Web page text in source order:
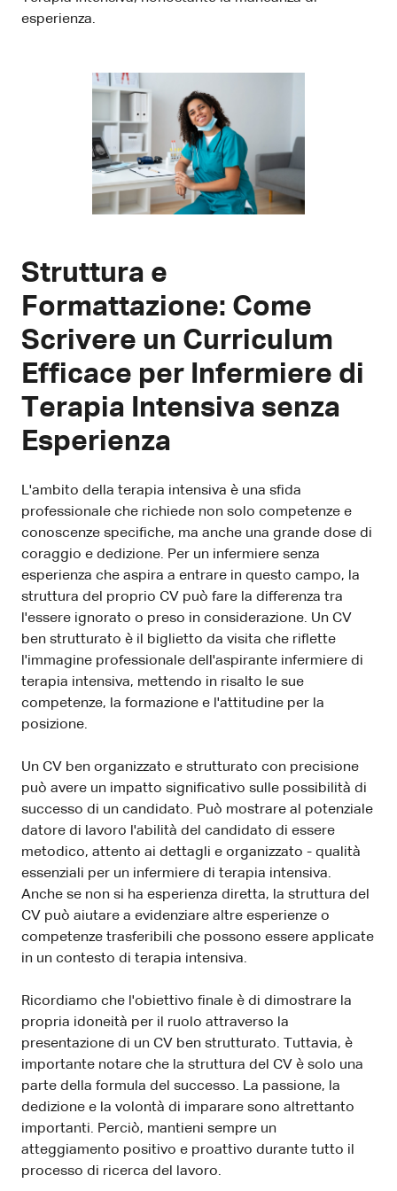
esperienza.
Struttura e
Formattazione: Come
Scrivere un Curriculum
Efficace per Infermiere di
Terapia Intensiva senza
Esperienza
L'ambito della terapia intensiva è una sfida
professionale che richiede non solo competenze e
conoscenze specifiche, ma anche una grande dose di
coraggio e dedizione. Per un infermiere senza
esperienza che aspira a entrare in questo campo, la
struttura del proprio CV può fare la differenza tra
l'essere ignorato o preso in considerazione. Un CV
ben strutturato è il biglietto da visita che riflette
l'immagine professionale dell'aspirante infermiere di
terapia intensiva, mettendo in risalto le sue
competenze, la formazione e l'attitudine per la
posizione.
Un CV ben organizzato e strutturato con precisione
può avere un impatto significativo sulle possibilità di
successo di un candidato. Può mostrare al potenziale
datore di lavoro l'abilità del candidato di essere
metodico, attento ai dettagli e organizzato - qualità
essenziali per un infermiere di terapia intensiva.
Anche se non si ha esperienza diretta, la struttura del
CV può aiutare a evidenziare altre esperienze o
competenze trasferibili che possono essere applicate
in un contesto di terapia intensiva.
Ricordiamo che l'obiettivo finale è di dimostrare la
propria idoneità per il ruolo attraverso la
presentazione di un CV ben strutturato. Tuttavia, è
importante notare che la struttura del CV è solo una
parte della formula del successo. La passione, la
dedizione e la volontà di imparare sono altrettanto
importanti. Perciò, mantieni sempre un
atteggiamento positivo e proattivo durante tutto il
processo di ricerca del lavoro.